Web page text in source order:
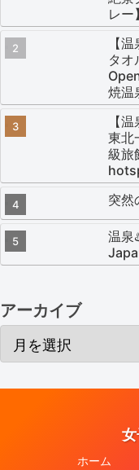
レー】
【
タ
焼
【
東北
級旅
突然
温泉
アーカイブ
ホーム